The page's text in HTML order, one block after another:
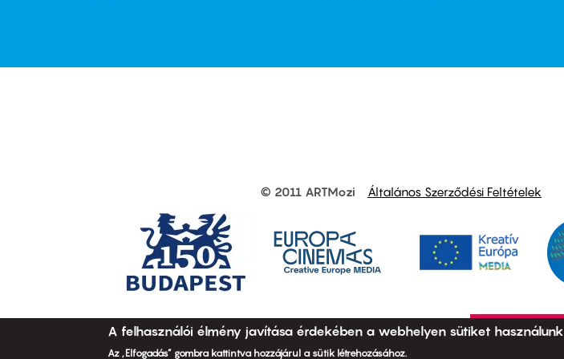
other
© 2011 ARTMozi Általános Szerződési Feltételek
A felhasználói élmény javítása érdekében a webhelyen sütiket használunk
Az „Elfogadás” gombra kattintva hozzájárul a sütik létrehozásához.